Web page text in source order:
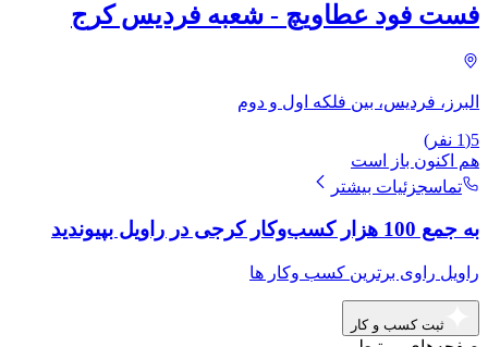
فست فود عطاویچ - شعبه فردیس کرج
البرز، فردیس، بین فلکه اول و دوم
5
(
1 نفر)
هم اکنون باز است
تماسجزئیات بیشتر
به جمع 100 هزار کسب‌وکار کرجی در راویل بپیوندید
راویل راوی برترین کسب وکار ها
ثبت کسب و کار